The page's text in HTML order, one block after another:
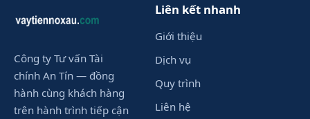
Công ty Tư vấn Tài
chính An Tín — đồng
hành cùng khách hàng
trên hành trình tiếp cận
Liên kết nhanh
Giới thiệu
Dịch vụ
Quy trình
Liên hệ